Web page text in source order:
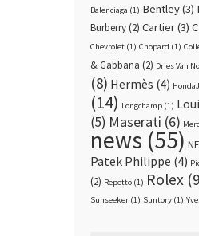
Balenciaga (1) Bentley(3)
Burberry(2) Cartier(3)
Chevrolet (1) Chopard (1)
& Gabbana (2) Dries Van
(8) Hermès (4)
(14) Longchamp (1)
(5) Maserati (6)
news (55)
Patek Philippe (4)
(2) Repetto (1) Rolex
Sunseeker (1) Suntory (1)